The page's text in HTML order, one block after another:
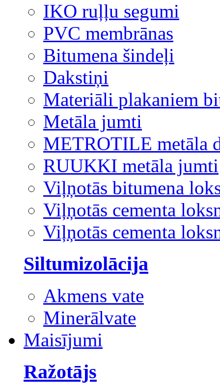
IKO ruļļu segumi
PVC membrānas
Bitumena šindeļi
Dakstiņi
Materiāli plakaniem
Metāla jumti
METROTILE metāla
RUUKKI metāla jumti
Viļņotās bitumena
Viļņotās cementa
Viļņotās cementa
Siltumizolācija
Akmens vate
Minerālvate
Maisījumi
Ražotājs